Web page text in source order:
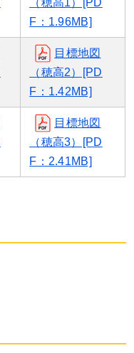
（穂高1）[PD
F：1.96MB]
目標地図
（穂高2）[PD
F：1.42MB]
目標地図
（穂高3）[PD
F：2.41MB]